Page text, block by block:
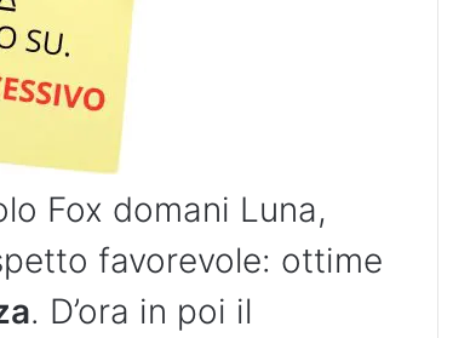
Fox domani Luna,
favorevole: ottime
. D’ora in poi il